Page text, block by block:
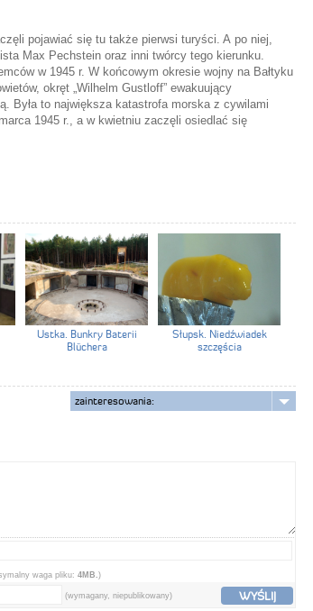
pojawiać się tu także pierwsi turyści. A po niej,
Max Pechstein oraz inni twórcy tego kierunku.
w 1945 r. W końcowym okresie wojny na Bałtyku
okręt „Wilhelm Gustloff” ewakuujący
Była to największa katastrofa morska z cywilami
1945 r., a w kwietniu zaczęli osiedlać się
Ustka. Bunkry Baterii
Blüchera
Słupsk. Niedźwiadek
szczęścia
zainteresowania:
waga pliku: 4MB.)
(wymagany, niepublikowany) WYŚLIJ